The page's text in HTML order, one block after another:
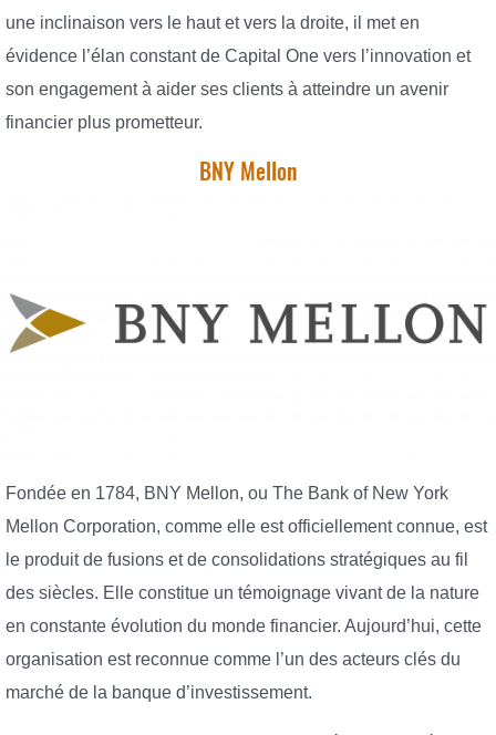
une inclinaison vers le haut et vers la droite, il met en
évidence l’élan constant de Capital One vers l’innovation et
son engagement à aider ses clients à atteindre un avenir
financier plus prometteur.
BNY Mellon
Fondée en 1784, BNY Mellon, ou The Bank of New York
Mellon Corporation, comme elle est officiellement connue, est
le produit de fusions et de consolidations stratégiques au fil
des siècles. Elle constitue un témoignage vivant de la nature
en constante évolution du monde financier. Aujourd’hui, cette
organisation est reconnue comme l’un des acteurs clés du
marché de la banque d’investissement.